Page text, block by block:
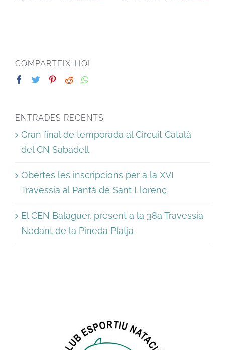
COMPARTEIX-HO!
ENTRADES RECENTS
Gran final de temporada al Circuit Català
del CN Sabadell
Obertes les inscripcions per a la XVI
Travessia al Pantà de Sant Llorenç
El CEN Balaguer, present a la 38a Travessia
Nedant de la Pineda Platja